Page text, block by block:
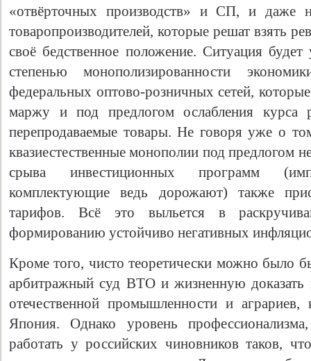
«отвёрточных производств» и СП, и даже
товаропроизводителей, которые решат взять
своё бедственное положение. Ситуация будет
степенью монополизированности
федеральных оптово-розничных сетей,
маржу и под предлогом ослабления курса
перепродаваемые товары. Не говоря уже о
квазиестественные монополии под предлогом
срыва инвестиционных программ
комплектующие ведь дорожают) также
тарифов. Всё это выльется в
формированию устойчиво негативных
Кроме того, чисто теоретически можно было
арбитражный суд ВТО и жизненную доказать
отечественной промышленности и
Япония. Однако уровень
работать у российских чиновников таков,